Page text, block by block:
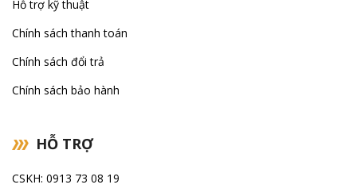
Hỗ trợ kỹ thuật
Chính sách thanh toán
Chính sách đổi trả
Chính sách bảo hành
HỖ TRỢ
CSKH: 0913 73 08 19